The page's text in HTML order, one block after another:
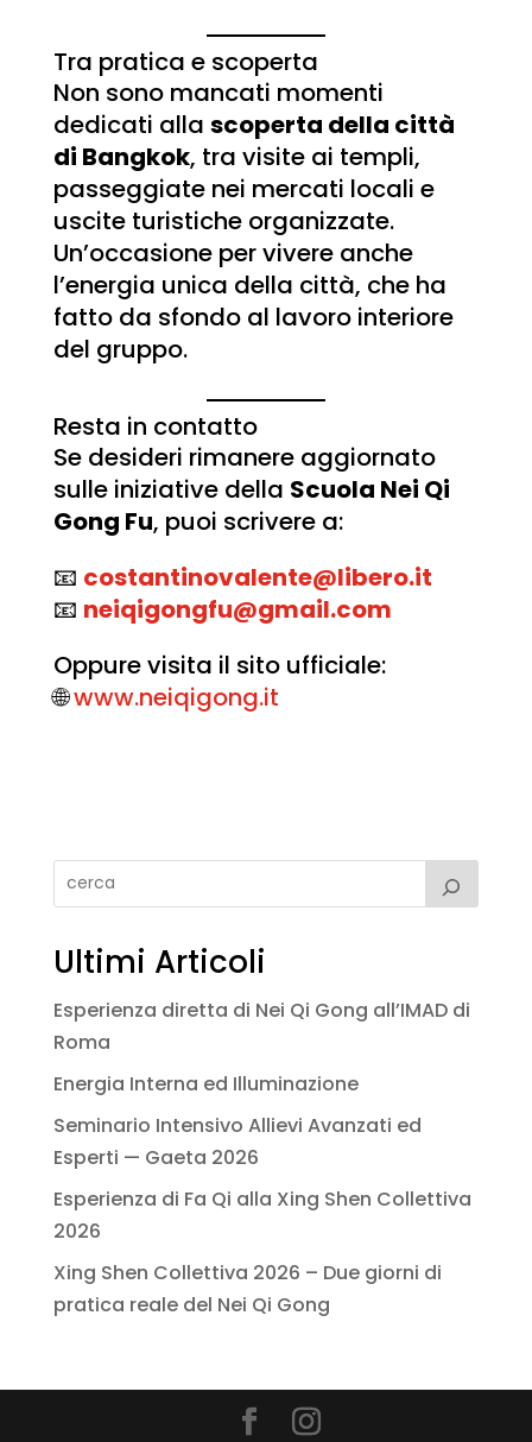
Tra pratica e scoperta
Non sono mancati momenti
dedicati alla scoperta della città
di Bangkok, tra visite ai templi,
passeggiate nei mercati locali e
uscite turistiche organizzate.
Un’occasione per vivere anche
l’energia unica della città, che ha
fatto da sfondo al lavoro interiore
del gruppo.
Resta in contatto
Se desideri rimanere aggiornato
sulle iniziative della Scuola Nei Qi
Gong Fu, puoi scrivere a:
📧 costantinovalente@libero.it
📧 neiqigongfu@gmail.com
Oppure visita il sito ufficiale:
🌐www.neiqigong.it
Ultimi Articoli
Esperienza diretta di Nei Qi Gong all’IMAD di
Roma
Energia Interna ed Illuminazione
Seminario Intensivo Allievi Avanzati ed
Esperti — Gaeta 2026
Esperienza di Fa Qi alla Xing Shen Collettiva
2026
Xing Shen Collettiva 2026 – Due giorni di
pratica reale del Nei Qi Gong